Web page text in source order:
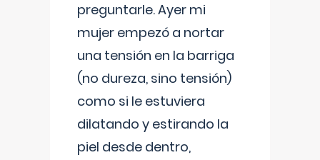
preguntarle. Ayer mi
mujer empezó a nortar
una tensión en la barriga
(no dureza, sino tensión)
como si le estuviera
dilatando y estirando la
piel desde dentro,